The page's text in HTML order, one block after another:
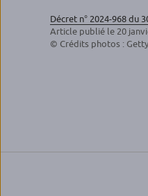
Décret n° 2024-968 du
Article publié le 20
© Crédits photos :